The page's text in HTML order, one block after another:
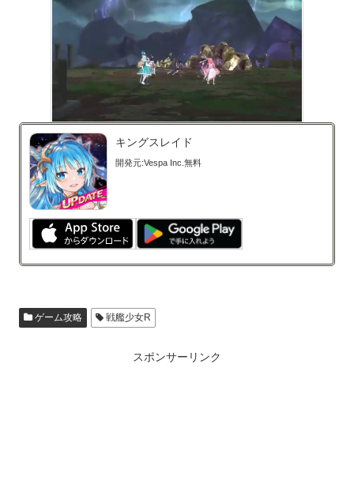
キングスレイド
開発元:Vespa Inc. 無料
ゲーム攻略 戦艦少女R
スポンサーリンク